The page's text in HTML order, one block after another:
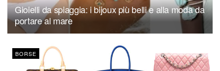
Gioielli da spiaggia: i bijoux più belli e alla moda da
portare al mare
BORSE